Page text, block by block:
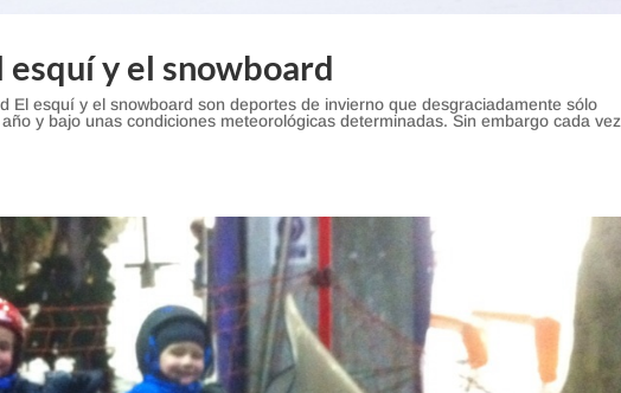
y el snowboard
El esquí y el snowboard son deportes de invierno que desgraciadamente sólo
y bajo unas condiciones meteorológicas determinadas. Sin embargo cada vez